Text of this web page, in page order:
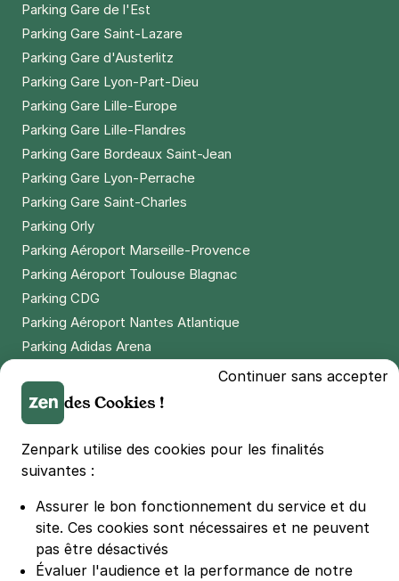
Paris - Bercy - quai de la Gare
3 rue George Balanchine
75013Paris
Réserver
+ Abonnements disponibles
33 rue de la Roquette
75011
Paris
4 €/heure,32 €/jour,100 €/semaine(tarifs dégressifs)
Réserver
Paris - Bercy Village - AccorHotels
75012Paris
(1323 avis)
3 €/heure,29 €/jour,89 €/semaine
Réserver
Parking Gare de l'Est
Parking Gare Saint-Lazare
Parking Gare d'Austerlitz
Parking Gare Lyon-Part-Dieu
Parking Gare Lille-Europe
Parking Gare Lille-Flandres
Parking Gare Bordeaux Saint-Jean
Parking Gare Lyon-Perrache
Parking Gare Saint-Charles
Parking Orly
Parking Aéroport Marseille-Provence
Parking Aéroport Toulouse Blagnac
Parking CDG
Parking Aéroport Nantes Atlantique
Parking Adidas Arena
Parking LDLC Arena
Parking Stade Pierre Mauroy
Parking Groupama Stadium
Parking Vélodrome
Parking Bercy
Parking La Défense Arena
Parking Les 4 temps
Continuer sans accepter
des Cookies !
Zenpark utilise des cookies pour les finalités
suivantes :
Assurer le bon fonctionnement du service et du
site. Ces cookies sont nécessaires et ne peuvent
pas être désactivés
Évaluer l'audience et la performance de notre